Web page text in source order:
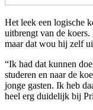
Het leek een logische
uitbrengt van de
maar dat wou hij zelf
“Ik had dat kunnen
studeren en naar de
jonge gasten. Ik heb
heel erg duidelijk bij